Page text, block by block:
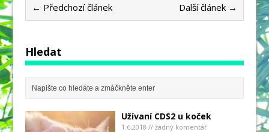
← Předchozí článek Další článek →
Hledat
Užívaní CDS2 u koček
1.6.2018 // žádný komentář